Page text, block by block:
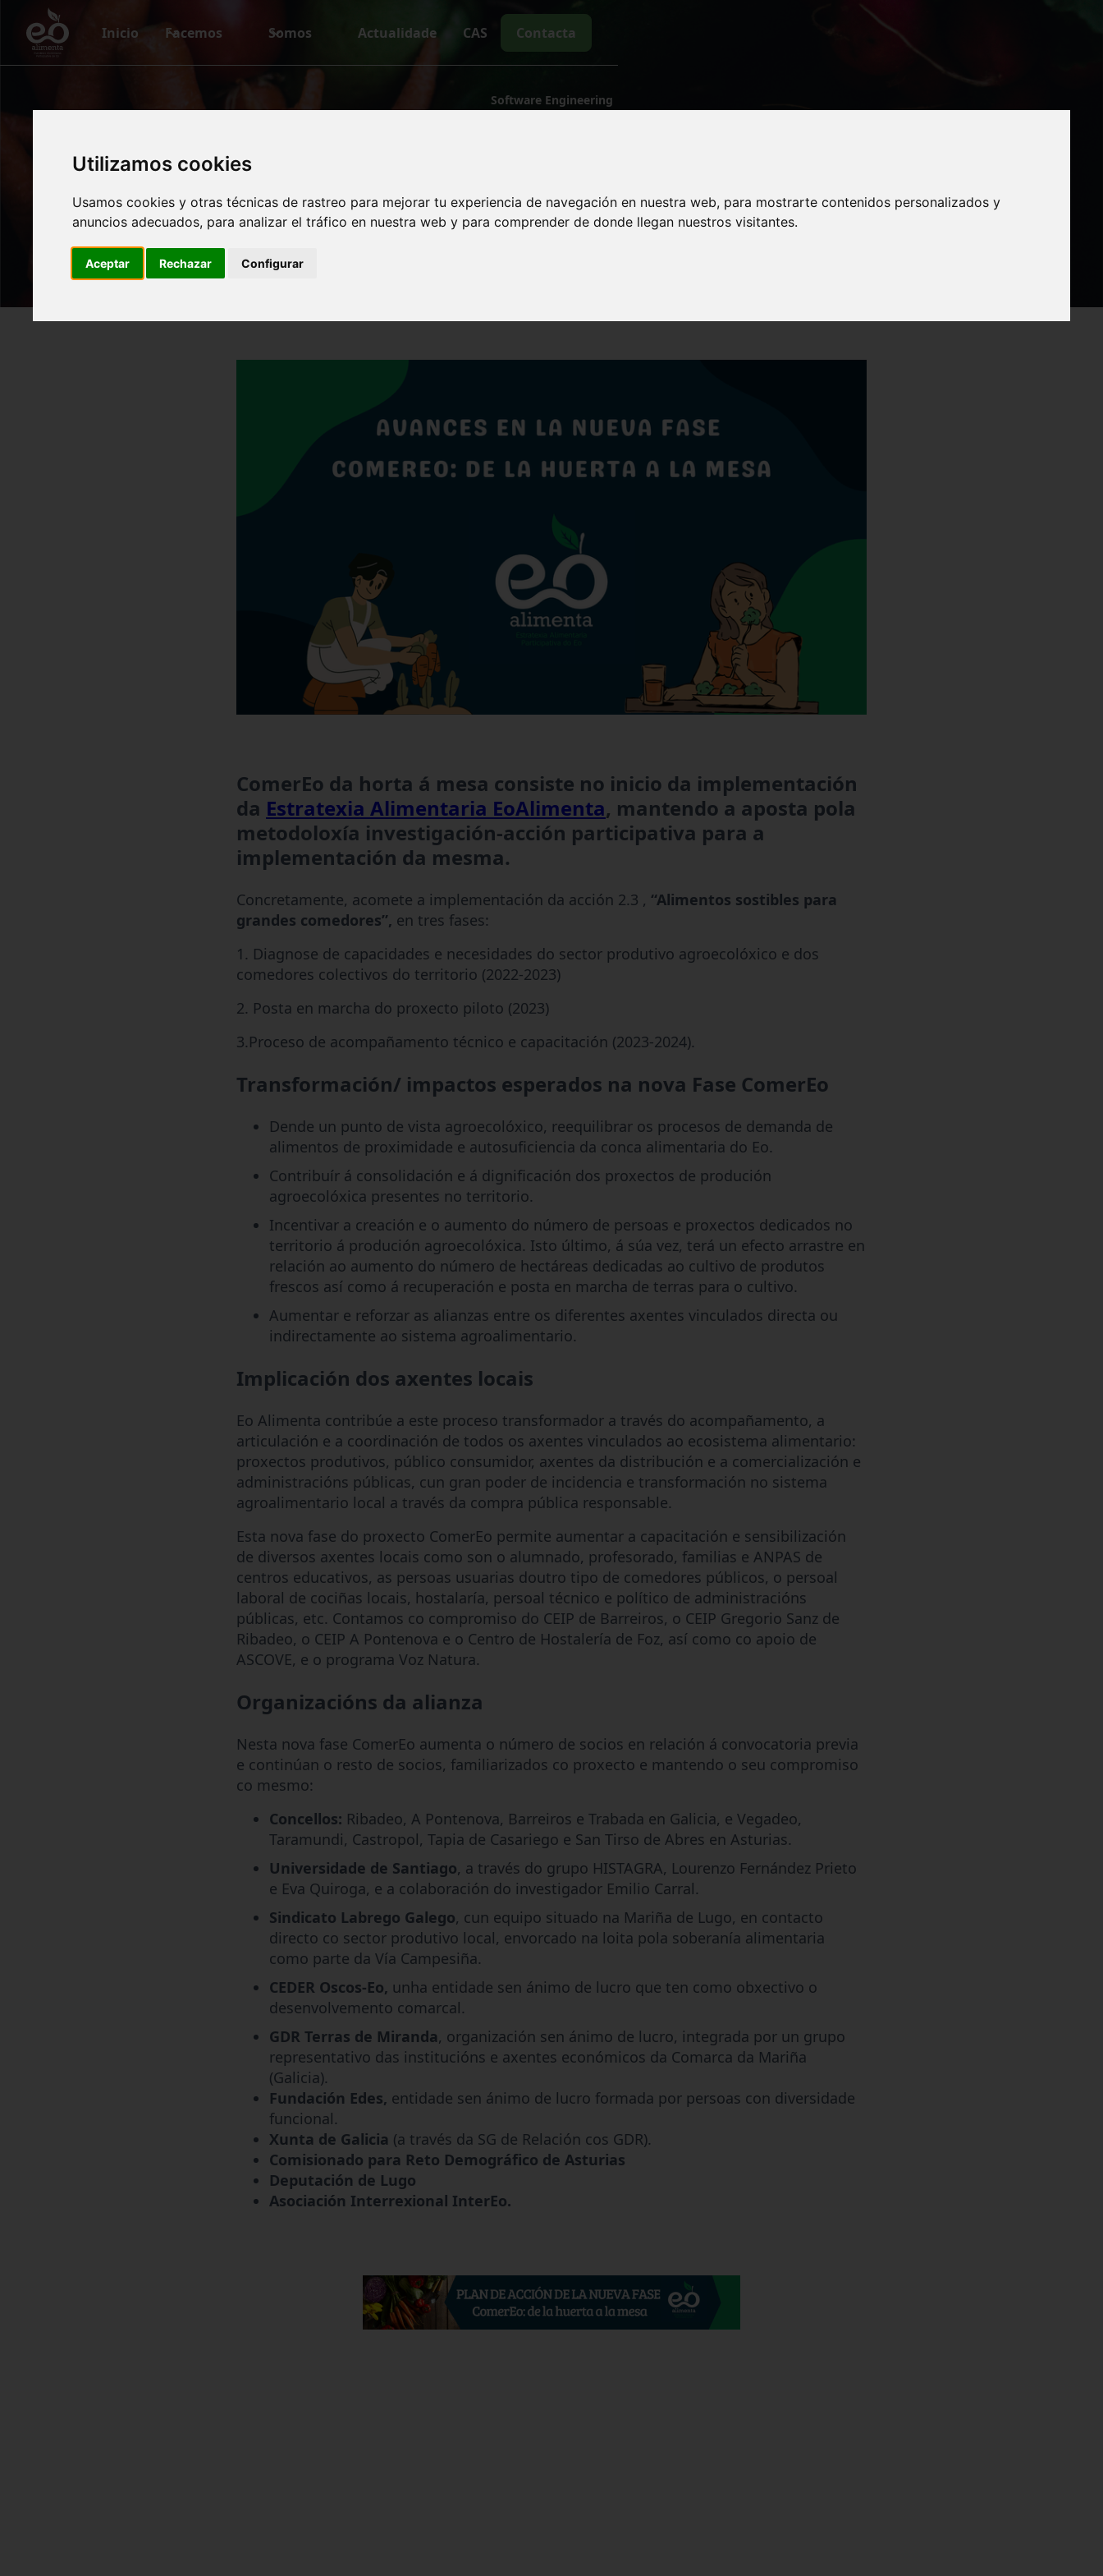
Utilizamos cookies
Usamos cookies y otras técnicas de rastreo para mejorar tu experiencia de navegación en nuestra web, para mostrarte contenidos personalizados y
anuncios adecuados, para analizar el tráfico en nuestra web y para comprender de donde llegan nuestros visitantes.
Aceptar Rechazar Configurar
Inicio Facemos Somos Actualidade CAS Contacta
Software Engineering
Avances na nova fase: ComerEo
da Horta á Mesa
ComerEo da horta á mesa consiste no inicio da implementación
da Estratexia Alimentaria EoAlimenta, mantendo a aposta pola
metodoloxía investigación-acción participativa para a
implementación da mesma.
Concretamente, acomete a implementación da acción 2.3 , “Alimentos sostibles para
grandes comedores”, en tres fases:
1. Diagnose de capacidades e necesidades do sector produtivo agroecolóxico e dos
comedores colectivos do territorio (2022-2023)
2. Posta en marcha do proxecto piloto (2023)
3.Proceso de acompañamento técnico e capacitación (2023-2024).
Transformación/ impactos esperados na nova Fase ComerEo
Dende un punto de vista agroecolóxico, reequilibrar os procesos de demanda de
alimentos de proximidade e autosuficiencia da conca alimentaria do Eo.
Contribuír á consolidación e á dignificación dos proxectos de produción
agroecolóxica presentes no territorio.
Incentivar a creación e o aumento do número de persoas e proxectos dedicados no
territorio á produción agroecolóxica. Isto último, á súa vez, terá un efecto arrastre en
relación ao aumento do número de hectáreas dedicadas ao cultivo de produtos
frescos así como á recuperación e posta en marcha de terras para o cultivo.
Aumentar e reforzar as alianzas entre os diferentes axentes vinculados directa ou
indirectamente ao sistema agroalimentario.
Implicación dos axentes locais
Eo Alimenta contribúe a este proceso transformador a través do acompañamento, a
articulación e a coordinación de todos os axentes vinculados ao ecosistema alimentario:
proxectos produtivos, público consumidor, axentes da distribución e a comercialización e
administracións públicas, cun gran poder de incidencia e transformación no sistema
agroalimentario local a través da compra pública responsable.
Esta nova fase do proxecto ComerEo permite aumentar a capacitación e sensibilización
de diversos axentes locais como son o alumnado, profesorado, familias e ANPAS de
centros educativos, as persoas usuarias doutro tipo de comedores públicos, o persoal
laboral de cociñas locais, hostalaría, persoal técnico e político de administracións
públicas, etc. Contamos co compromiso do CEIP de Barreiros, o CEIP Gregorio Sanz de
Ribadeo, o CEIP A Pontenova e o Centro de Hostalería de Foz, así como co apoio de
ASCOVE, e o programa Voz Natura.
Organizacións da alianza
Nesta nova fase ComerEo aumenta o número de socios en relación á convocatoria previa
e continúan o resto de socios, familiarizados co proxecto e mantendo o seu compromiso
co mesmo:
Concellos: Ribadeo, A Pontenova, Barreiros e Trabada en Galicia, e Vegadeo,
Taramundi, Castropol, Tapia de Casariego e San Tirso de Abres en Asturias.
Universidade de Santiago, a través do grupo HISTAGRA, Lourenzo Fernández Prieto
e Eva Quiroga, e a colaboración do investigador Emilio Carral.
Sindicato Labrego Galego, cun equipo situado na Mariña de Lugo, en contacto
directo co sector produtivo local, envorcado na loita pola soberanía alimentaria
como parte da Vía Campesiña.
CEDER Oscos-Eo, unha entidade sen ánimo de lucro que ten como obxectivo o
desenvolvemento comarcal.
GDR Terras de Miranda, organización sen ánimo de lucro, integrada por un grupo
representativo das institucións e axentes económicos da Comarca da Mariña
(Galicia).
Fundación Edes, entidade sen ánimo de lucro formada por persoas con diversidade
funcional.
Xunta de Galicia (a través da SG de Relación cos GDR).
Comisionado para Reto Demográfico de Asturias
Deputación de Lugo
Asociación Interrexional InterEo.